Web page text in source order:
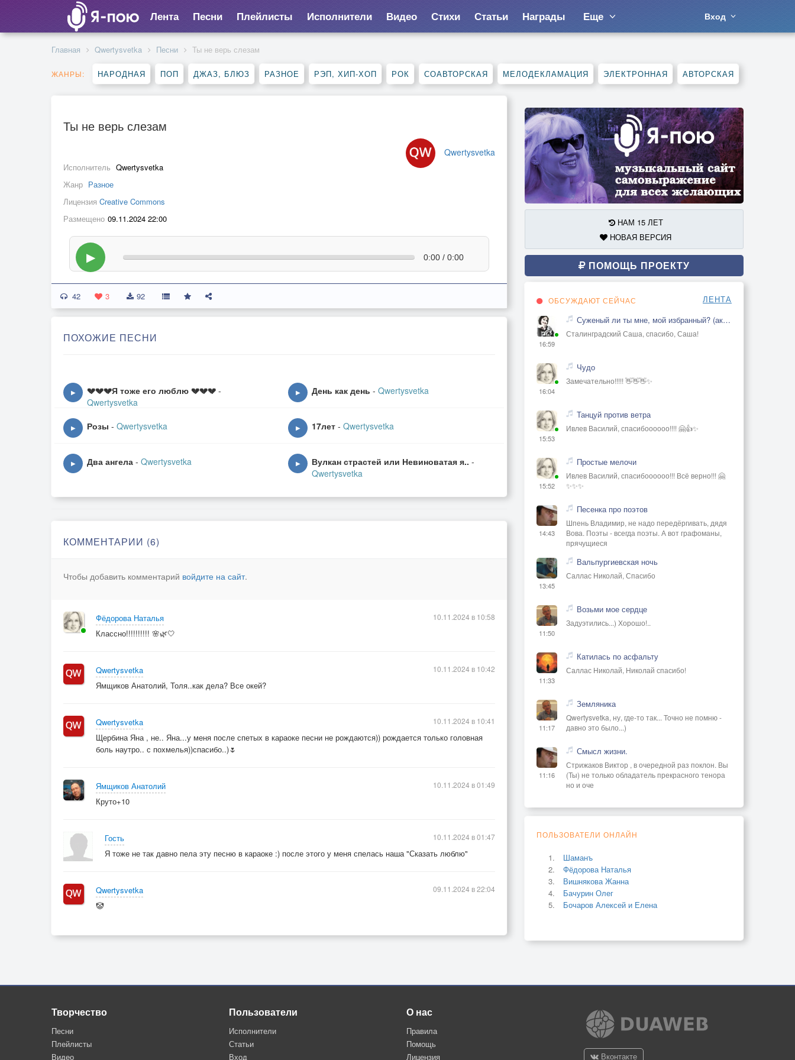
Лента Песни Плейлисты Исполнители Видео Стихи Статьи Награды Еще Вход
Главная Qwertysvetka Песни Ты не верь слезам
ЖАНРЫ: НАРОДНАЯ ПОП ДЖАЗ, БЛЮЗ РАЗНОЕ РЭП, ХИП-ХОП РОК СОАВТОРСКАЯ МЕЛОДЕКЛАМАЦИЯ ЭЛЕКТРОННАЯ АВТОРСКАЯ
Ты не верь слезам
Qwertysvetka
Исполнитель Qwertysvetka
Жанр Разное
Лицензия Creative Commons
Размещено 09.11.2024 22:00
▶ 0:00 / 0:00
42 3 92
ПОХОЖИЕ ПЕСНИ
▶ 💔💔💔Я тоже его люблю 💔💔💔 -
Qwertysvetka
▶ День как день - Qwertysvetka
▶ Розы - Qwertysvetka ▶ 17лет - Qwertysvetka
▶ Два ангела - Qwertysvetka ▶ Вулкан страстей или Невиноватая я.. -
Qwertysvetka
КОММЕНТАРИИ (6)
Чтобы добавить комментарий войдите на сайт.
Фёдорова Наталья
Классно!!!!!!!!!! 🌸🌿🤍
10.11.2024 в 10:58
Qwertysvetka
Ямщиков Анатолий, Толя..как дела? Все окей?
10.11.2024 в 10:42
Qwertysvetka
Щербина Яна , не.. Яна...у меня после спетых в караоке песни не рождаются)) рождается только головная
боль наутро.. с похмелья))спасибо..)🌷
10.11.2024 в 10:41
Ямщиков Анатолий
Круто+10
10.11.2024 в 01:49
Гость
Я тоже не так давно пела эту песню в караоке :) после этого у меня спелась наша "Сказать люблю"
10.11.2024 в 01:47
Qwertysvetka
🤡
09.11.2024 в 22:04
НАМ 15 ЛЕТ
НОВАЯ ВЕРСИЯ
ПОМОЩЬ ПРОЕКТУ
ОБСУЖДАЮТ СЕЙЧАС ЛЕНТА
16:59
Суженый ли ты мне, мой избранный? (акустика)
Сталинградский Саша, спасибо, Саша!
16:04
Чудо
Замечательно!!!!! 👋👋👋✨
15:53
Танцуй против ветра
Ивлев Василий, спасибоооооо!!!! 🤗👍✨
15:52
Простые мелочи
Ивлев Василий, спасибоооооо!!! Всё верно!!! 🤗
✨✨✨
14:43
Песенка про поэтов
Шпень Владимир, не надо передёргивать, дядя
Вова. Поэты - всегда поэты. А вот графоманы,
прячущиеся
13:45
Вальпургиевская ночь
Саллас Николай, Спасибо
11:50
Возьми мое сердце
Задуэтились...) Хорошо!..
11:33
Катилась по асфальту
Саллас Николай, Николай спасибо!
11:17
Земляника
Qwertysvetka, ну, где-то так... Точно не помню -
давно это было...)
11:16
Смысл жизни.
Стрижаков Виктор , в очередной раз поклон. Вы
(Ты) не только обладатель прекрасного тенора
но и оче
ПОЛЬЗОВАТЕЛИ ОНЛАЙН
Шаманъ
Фёдорова Наталья
Вишнякова Жанна
Бачурин Олег
Бочаров Алексей и Елена
Творчество
Песни
Плейлисты
Видео
Пользователи
Исполнители
Статьи
Вход
О нас
Правила
Помощь
Лицензия
Вконтакте